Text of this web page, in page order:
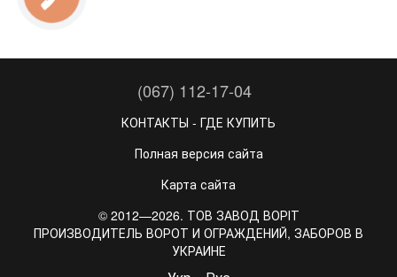
(067) 112-17-04
КОНТАКТЫ - ГДЕ КУПИТЬ
Полная версия сайта
Карта сайта
© 2012—2026. ТОВ ЗАВОД ВОРІТ
ПРОИЗВОДИТЕЛЬ ВОРОТ И ОГРАЖДЕНИЙ, ЗАБОРОВ В
УКРАИНЕ